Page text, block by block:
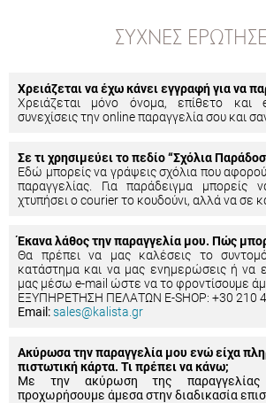
ΣΥΧΝΈΣ
Χρειάζεται να έχω κάνει εγγραφή για να
Χρειάζεται μόνο όνομα, επίθετο και
συνεχίσεις την online παραγγελία σου και
Σε τι χρησιμεύει το πεδίο “Σχόλια
Εδώ μπορείς να γράψεις σχόλια που
παραγγελίας. Για παράδειγμα μπορείς
χτυπήσει ο courier το κουδούνι, αλλά να σε
Έκανα λάθος την παραγγελία μου. Πώς
Θα πρέπει να μας καλέσεις το
κατάστημα και να μας ενημερώσεις ή να
μας μέσω e-mail ώστε να το φροντίσουμε
ΕΞΥΠΗΡΕΤΗΣΗ ΠΕΛΑΤΩΝ E-SHOP: +30 210
Email:sales@kalista.gr
Ακύρωσα την παραγγελία μου ενώ είχα
πιστωτική κάρτα. Τι πρέπει να κάνω;
Με την ακύρωση της παραγγελίας
προχωρήσουμε άμεσα στην διαδικασία